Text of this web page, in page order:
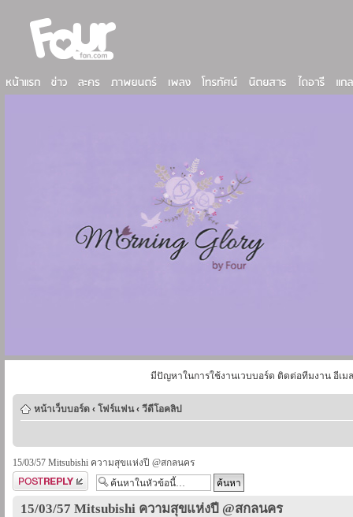
มีปัญหาในการใช้งานเวบบอร์ด ติดต่อทีมงาน อีเม
หน้าเว็บบอร์ด ‹ โฟร์แฟน ‹ วีดีโอคลิป
15/03/57 Mitsubishi ความสุขแห่งปี @สกลนคร
ตอบกระทู้
15/03/57 Mitsubishi ความสุขแห่งปี @สกลนคร